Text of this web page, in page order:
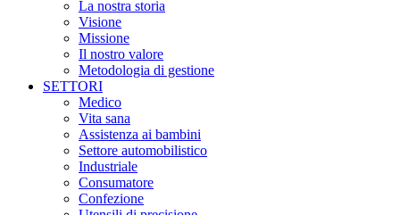
La nostra storia
Visione
Missione
Il nostro valore
Metodologia di gestione
SETTORI
Medico
Vita sana
Assistenza ai bambini
Settore automobilistico
Industriale
Consumatore
Confezione